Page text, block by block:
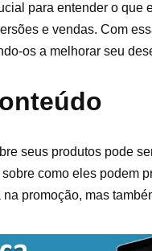
para entender o
e vendas. Com
os a melhorar seu
seus produtos pode
como eles podem
promoção, mas